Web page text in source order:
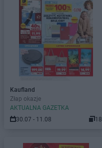
Kaufland
Złap okazje
AKTUALNA GAZETKA
30.07 - 11.08
18